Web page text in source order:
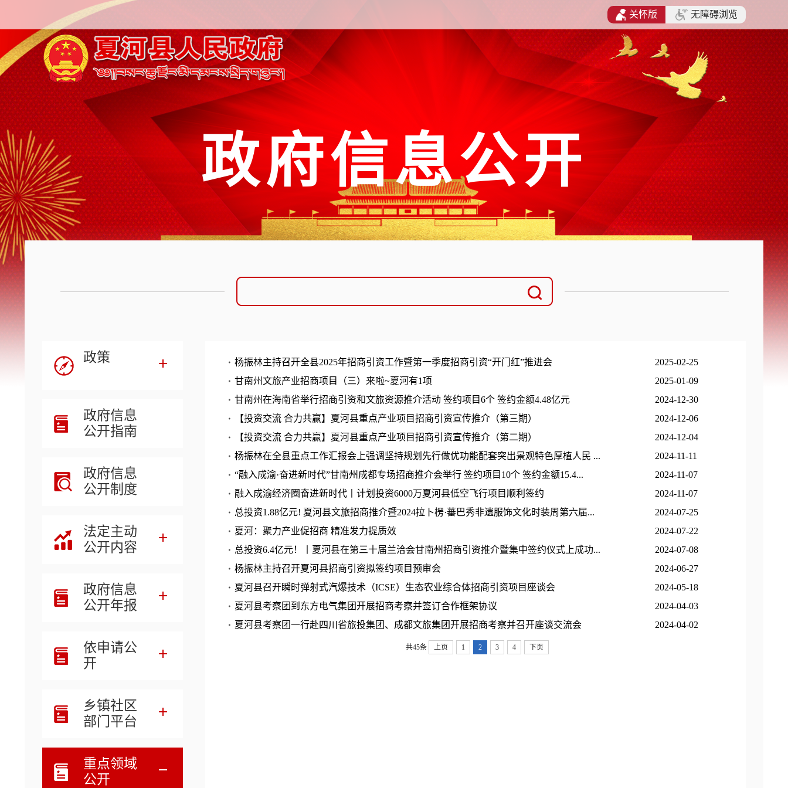
政府信息公开
政策
政府信息
公开指南
政府信息
公开制度
法定主动
公开内容
政府信息
公开年报
依申请公
开
乡镇社区
部门平台
重点领域
公开
杨振林主持召开全县2025年招商引资工作暨第一季度招商引资“开门红”推进会
2025-02-25
甘南州文旅产业招商项目（三）来啦~夏河有1项
2025-01-09
甘南州在海南省举行招商引资和文旅资源推介活动 签约项目6个 签约金额4.48亿元
2024-12-30
【投资交流 合力共赢】夏河县重点产业项目招商引资宣传推介（第三期）
2024-12-06
【投资交流 合力共赢】夏河县重点产业项目招商引资宣传推介（第二期）
2024-12-04
杨振林在全县重点工作汇报会上强调坚持规划先行做优功能配套突出景观特色厚植人民 ...
2024-11-11
“融入成渝·奋进新时代”甘南州成都专场招商推介会举行 签约项目10个 签约金额15.4...
2024-11-07
融入成渝经济圈奋进新时代丨计划投资6000万夏河县低空飞行项目顺利签约
2024-11-07
总投资1.88亿元! 夏河县文旅招商推介暨2024拉卜楞·蕃巴秀非遗服饰文化时装周第六届...
2024-07-25
夏河：聚力产业促招商 精准发力提质效
2024-07-22
总投资6.4亿元！丨夏河县在第三十届兰洽会甘南州招商引资推介暨集中签约仪式上成功...
2024-07-08
杨振林主持召开夏河县招商引资拟签约项目预审会
2024-06-27
夏河县召开瞬时弹射式汽爆技术（ICSE）生态农业综合体招商引资项目座谈会
2024-05-18
夏河县考察团到东方电气集团开展招商考察并签订合作框架协议
2024-04-03
夏河县考察团一行赴四川省旅投集团、成都文旅集团开展招商考察并召开座谈交流会
2024-04-02
共45条 上页 1 2 3 4 下页
关怀版 无障碍浏览